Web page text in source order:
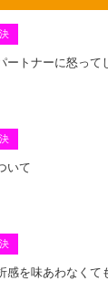
ートナーに怒って
いて
感を味あわなくて